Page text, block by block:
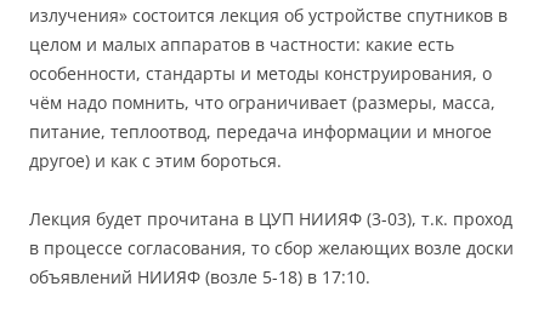
излучения» состоится лекция об устройстве спутников в
целом и малых аппаратов в частности: какие есть
особенности, стандарты и методы конструирования, о
чём надо помнить, что ограничивает (размеры, масса,
питание, теплоотвод, передача информации и многое
другое) и как с этим бороться.
Лекция будет прочитана в ЦУП НИИЯФ (3-03), т.к. проход
в процессе согласования, то сбор желающих возле доски
объявлений НИИЯФ (возле 5-18) в 17:10.